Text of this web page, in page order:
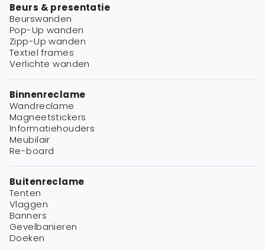
Beurs & presentatie
Beurswanden
Pop-Up wanden
Zipp-Up wanden
Textiel frames
Verlichte wanden
Binnenreclame
Wandreclame
Magneetstickers
Informatiehouders
Meubilair
Re-board
Buitenreclame
Tenten
Vlaggen
Banners
Gevelbanieren
Doeken